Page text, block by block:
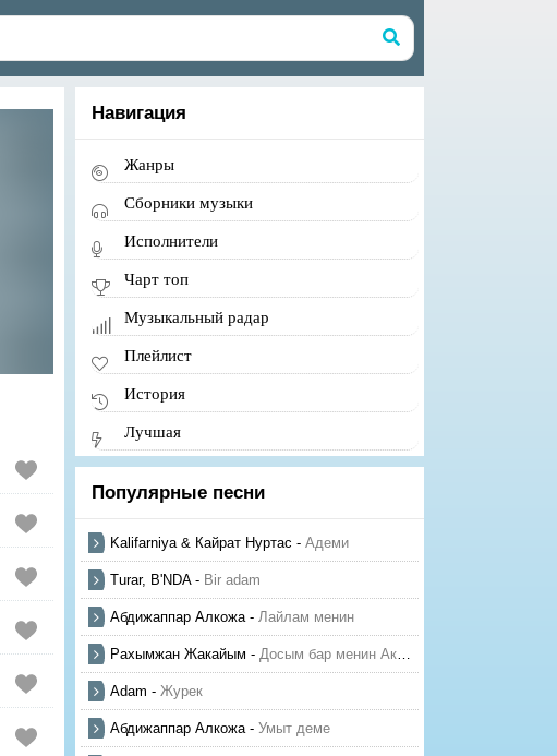
Навигация
Жанры
Сборники музыки
Исполнители
Чарт топ
Музыкальный радар
Плейлист
История
Лучшая
Популярные песни
Kalifarniya & Кайрат Нуртас - Адеми
Turar, B'NDA- Bir adam
Абдижаппар Алкожа- Лайлам менин
Рахымжан Жакайым - Досым бар менин Актауда
Adam - Журек
Абдижаппар Алкожа- Умыт деме